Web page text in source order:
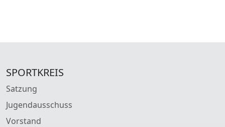
SPORTKREIS
Satzung
Jugendausschuss
Vorstand